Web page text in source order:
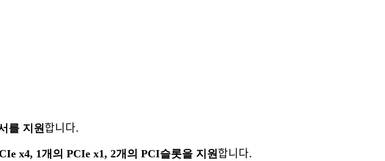
를 지원합니다.
x4, 1개의 PCIe x1, 2개의 PCI슬롯을 지원 합니다.